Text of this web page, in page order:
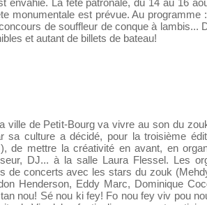
envahie. La fête patronale, du 14 au 16
monumentale est prévue. Au
de souffleur de conque à
et autant de billets de bateau!
ville de Petit-Bourg va vivre au son du
sa culture a décidé, pour la troisième
de mettre la créativité en avant, en
DJ... à la salle Laura Flessel. Les
de concerts avec les stars du zouk
Henderson, Eddy Marc, Dominique
nou! Sé nou ki fey! Fo nou fey viv pou